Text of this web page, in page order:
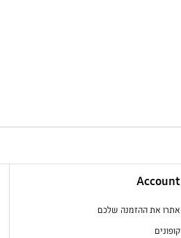
Account
אתרו את ההזמנה שלכם
קופונים